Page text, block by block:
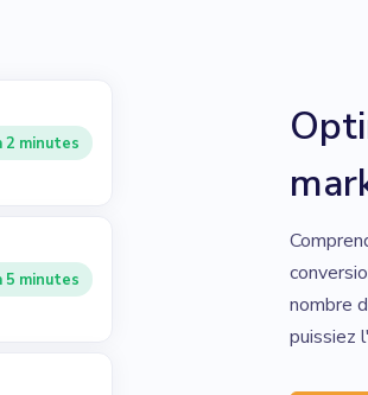
2 minutes
5 minutes
nombre
puissiez